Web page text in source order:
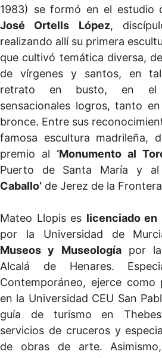
1983) se formó en el estudio
José Ortells López,
realizando allí su primera
que cultivó temática diversa,
de vírgenes y santos, en
retrato en busto, en el
sensacionales logros, tanto
bronce. Entre sus
famosa escultura madrileña,
premio al ‘Monumento al
Puerto de Santa María y al
Caballo’ de Jerez de la
Mateo Llopis es licenciado en
por la Universidad de
Museos y Museologíapor la
Alcalá de Henares.
Contemporáneo, ejerce como
en la Universidad CEU San
guía de turismo en
servicios de cruceros y
de obras de arte.